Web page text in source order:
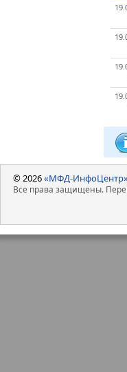
© 2026«МФД-ИнфоЦентр»
Все права защищены.